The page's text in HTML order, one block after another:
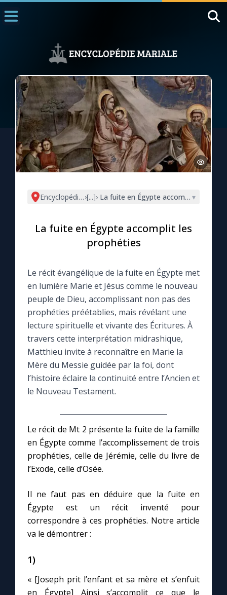
1000 Raisons de Croire
L'actualité de la semaine
La chaîne Youtube
La newsletter
La vidéo de la semaine
Le magazine
Le site internet
Questions-réponses
Prier au quotidien
Avec Thérèse de Lisieux
L'Évangile chaque jour
Les premiers samedis du mois
Me consacrer à Jésus par Marie
Mes intentions de prière
Encyclopédie mariale
›[...]› La fuite en Égypte accomplit les
▾
La fuite en Égypte accomplit les
prophéties
Le récit évangélique de la fuite en Égypte met
en lumière Marie et Jésus comme le nouveau
peuple de Dieu, accomplissant non pas des
prophéties préétablies, mais révélant une
lecture spirituelle et vivante des Écritures. À
travers cette interprétation midrashique,
Matthieu invite à reconnaître en Marie la
Mère du Messie guidée par la foi, dont
l’histoire éclaire la continuité entre l’Ancien et
le Nouveau Testament.
Le récit de Mt 2 présente la fuite de la famille
en Égypte comme l’accomplissement de trois
prophéties, celle de Jérémie, celle du livre de
l’Exode, celle d’Osée.
Il ne faut pas en déduire que la fuite en
Égypte est un récit inventé pour
correspondre à ces prophéties. Notre article
va le démontrer :
1)
« [Joseph prit l’enfant et sa mère et s’enfuit
en Égypte] Ainsi s’accomplit ce que le